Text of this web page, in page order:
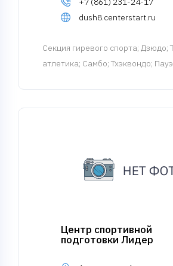
dush8.centerstart.ru
Cекция гиревого спорта; Дзюдо;
атлетика; Самбо; Тхэквондо;
Центр спортивной
подготовки Лидер